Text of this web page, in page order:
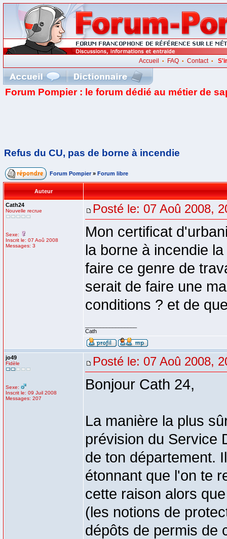
Accueil • FAQ• Contact•
Forum Pompier : le forum dédié au métier de
Refus du CU, pas de borne à incendie
Forum Pompier » Forum libre
Auteur
Cath24
Nouvelle recrue
Sexe:
Inscrit le: 07 Aoû 2008
Messages: 3
Posté le: 07 Aoû 2008,
Mon certificat
la borne à incendie
faire ce genre de
serait de faire une
conditions ? et de
Cath
jo49
Fidèle
Sexe:
Inscrit le: 09 Juil 2008
Messages: 207
Posté le: 07 Aoû 2008,
Bonjour Cath 24,
La manière la plus
prévision du Service
de ton département.
étonnant que l'on te
cette raison alors
(les notions de
dépôts de permis de